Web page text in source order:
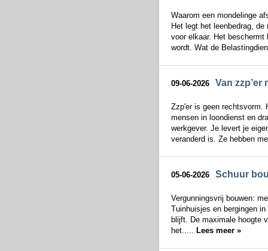
Waarom een mondelinge
Het legt het leenbedrag,
voor elkaar. Het beschermt
wordt. Wat de
09-06-2026 Van
Zzp'er is geen rechtsvorm.
mensen in loondienst en
werkgever. Je levert je
veranderd is. Ze hebben
05-06-2026 Schuur
Vergunningsvrij bouwen:
Tuinhuisjes en bergingen
blijft. De maximale hoogte
het..... Lees meer »